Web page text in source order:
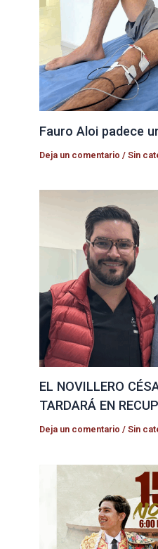
Fauro Aloi padece
Deja un comentario /Sin
EL NOVILLERO
TARDARÁ EN
Deja un comentario /Sin